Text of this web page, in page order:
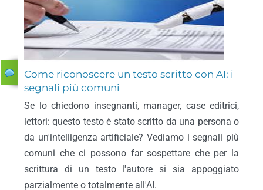
Come riconoscere un testo scritto con AI: i
segnali più comuni
Se lo chiedono insegnanti, manager, case editrici,
lettori: questo testo è stato scritto da una persona o
da un'intelligenza artificiale? Vediamo i segnali più
comuni che ci possono far sospettare che per la
scrittura di un testo l'autore si sia appoggiato
parzialmente o totalmente all'AI.